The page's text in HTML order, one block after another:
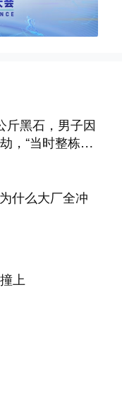
斤黑石，男子因
，“当时整栋房
什么大厂全冲
上